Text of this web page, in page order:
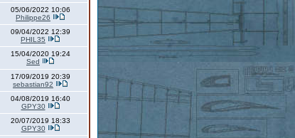
05/06/2022 10:06
Philippe26
09/04/2022 12:39
PHIL35
15/04/2020 19:24
Sed
17/09/2019 20:39
sebastian92
04/08/2019 16:40
GPY30
20/07/2019 18:33
GPY30